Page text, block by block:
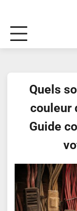
content
Quels
couleur
Guide